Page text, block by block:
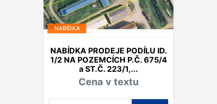
NABÍDKA
NABÍDKA PRODEJE PODÍLU ID.
1/2 NA POZEMCÍCH P.Č. 675/4
a ST.Č. 223/1,...
Cena v textu